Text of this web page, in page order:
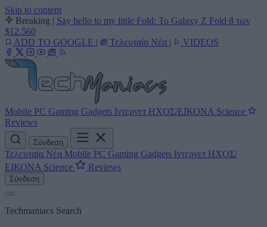
Skip to content
Breaking | Say hello to my little Fold: Το Galaxy Z Fold 8 των
$12.560
ADD TO GOOGLE | Τελευταία Νέα | VIDEOS
Mobile PC Gaming Gadgets Ιντερνετ ΗΧΟΣ/ΕΙΚΟΝΑ Science
Reviews
Σύνδεση
Τελευταία Νέα Mobile PC Gaming Gadgets Ιντερνετ ΗΧΟΣ/
ΕΙΚΟΝΑ Science Reviews
Σύνδεση
Techmaniacs Search